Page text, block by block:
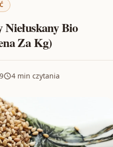
Niełuskany Bio
Za Kg)
4 min czytania